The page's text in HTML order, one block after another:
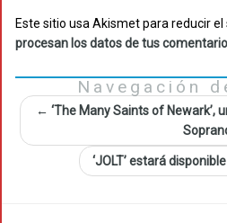
Este sitio usa Akismet para reducir el
procesan los datos de tus
Navegación
← ‘The Many Saints of Newark’,
‘JOLT’ estará